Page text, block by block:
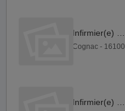
Cognac - 16100